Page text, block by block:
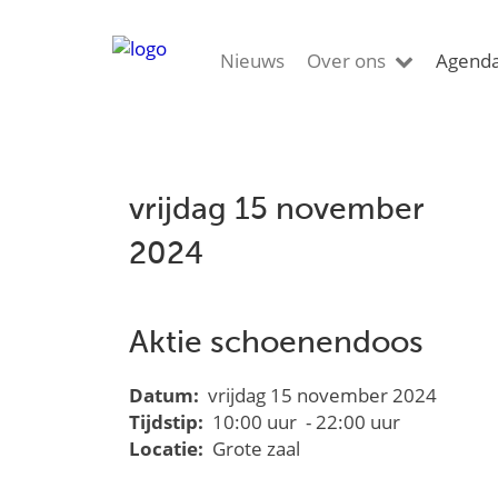
Nieuws Over ons
vrijdag 15 november
2024
Aktie schoenendoos
Datum: vrijdag 15 november 2024
Tijdstip: 10:00 uur - 22:00 uur
Locatie: Grote zaal